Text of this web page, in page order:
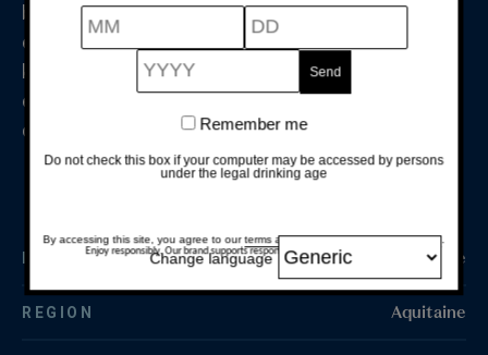
blandas med äldre årgångar av Lillet. Det resulterar i
en fruktig aperitif med kraft i smaken. Lillet Blanc
kan avnjutas som den är, på is, blandas med till
exempel tonic eller användas som ingrediens i
cocktails.
Frankrike
REGION Aquitaine
Remember me
Do not check this box if your computer may be accessed by persons
under the legal drinking age
By accessing this site, you agree to ourterms and conditionsandprivacy policy.
Enjoy responsibly. Our brand supports responsible and moderate drinking.
Change language